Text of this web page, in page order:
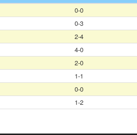
0-0
0-3
2-4
4-0
2-0
1-1
0-0
1-2